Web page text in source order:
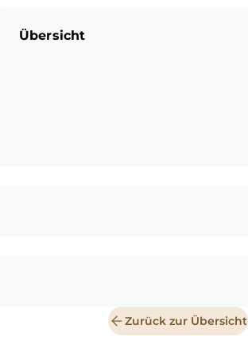
Übersicht
Zurück zur Übersicht